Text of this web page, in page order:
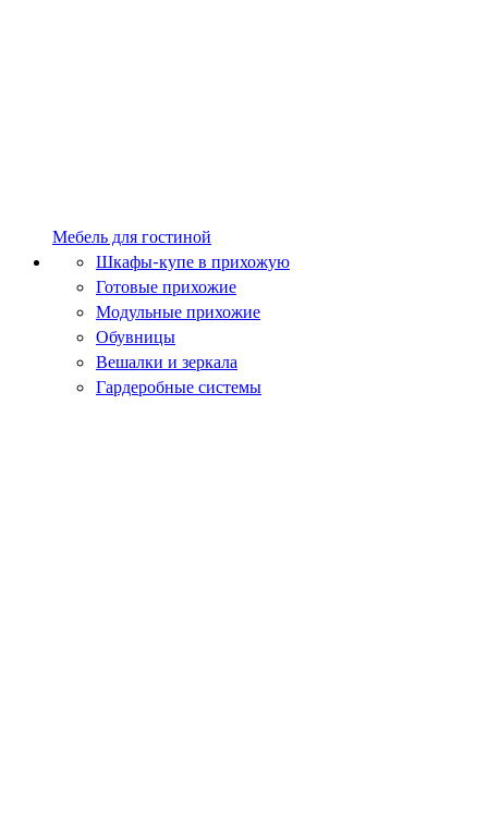
Мебель для гостиной
Шкафы-купе в прихожую
Готовые прихожие
Модульные прихожие
Обувницы
Вешалки и зеркала
Гардеробные системы